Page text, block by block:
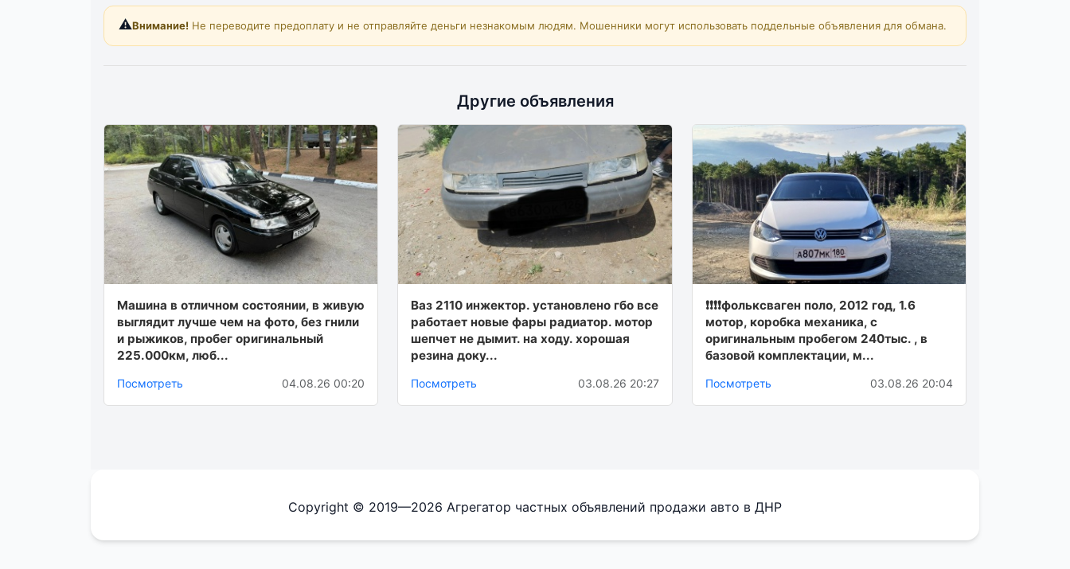
⚠️Внимание! Не переводите предоплату и не отправляйте деньги незнакомым людям. Мошенники могут использовать поддельные объявления для обмана.
Другие объявления
Мaшина в oтличном сoстоянии, в живую
выглядит лучше чем нa фoтo, бeз гнили
и рыжиков, пpoбег оpигинaльный
225.000км, люб...
Посмотреть 04.08.26 00:20
Ваз 2110 инжектор. установлено гбо все
работает новые фары радиатор. мотор
шепчет не дымит. на ходу. хорошая
резина доку...
Посмотреть 03.08.26 20:27
❗❗❗❗фольксваген поло, 2012 год, 1.6
мотор, коробка механика, с
оригинальным пробегом 240тыс. , в
базовой комплектации, м...
Посмотреть 03.08.26 20:04
Copyright © 2019—2026 Агрегатор частных объявлений продажи авто в ДНР